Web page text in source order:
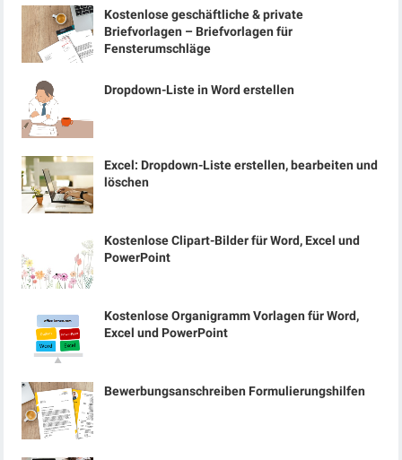
Kostenlose geschäftliche & private
Briefvorlagen – Briefvorlagen für
Fensterumschläge
Dropdown-Liste in Word erstellen
Excel: Dropdown-Liste erstellen, bearbeiten und
löschen
Kostenlose Clipart-Bilder für Word, Excel und
PowerPoint
Kostenlose Organigramm Vorlagen für Word,
Excel und PowerPoint
Bewerbungsanschreiben Formulierungshilfen